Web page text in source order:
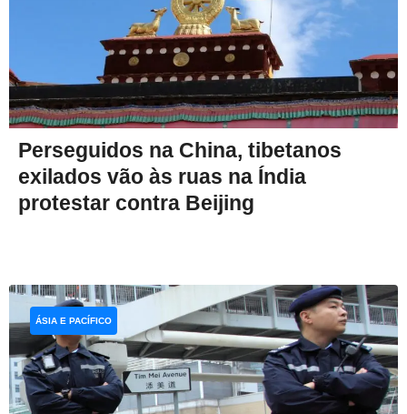
Perseguidos na China, tibetanos
exilados vão às ruas na Índia
protestar contra Beijing
ÁSIA E PACÍFICO